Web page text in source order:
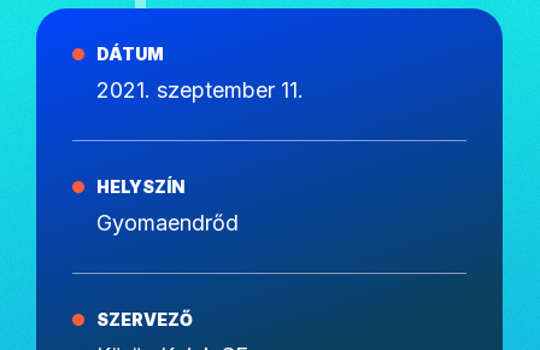
DÁTUM
2021. szeptember 11.
HELYSZÍN
Gyomaendrőd
SZERVEZŐ